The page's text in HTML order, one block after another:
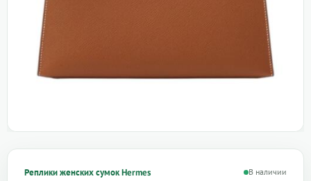
Реплики женских сумок Hermes В наличии